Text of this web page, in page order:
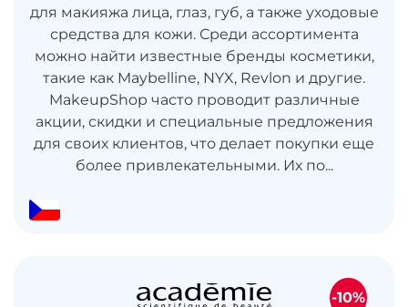
для макияжа лица, глаз, губ, а также уходовые
средства для кожи. Среди ассортимента
можно найти известные бренды косметики,
такие как Maybelline, NYX, Revlon и другие.
MakeupShop часто проводит различные
акции, скидки и специальные предложения
для своих клиентов, что делает покупки еще
более привлекательными. Их по...
-10%